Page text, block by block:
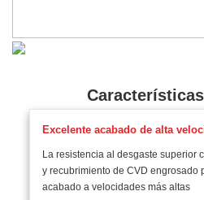
Excelente acabado de alta
La resistencia al desgaste superior
y recubrimiento de CVD engrosado
acabado a velocidades más altas